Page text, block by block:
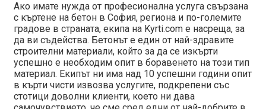
Ако имате нужда от професионална услуга свързана
с къртене на бетон в София, региона и по-големите
градове в страната, екипа на Kyrti.com е насреща, за
да ви съдейства. Бетонът е един от най-здравите
строителни материали, който за да се изкърти
успешно е необходим опит в боравенето на този тип
материал. Екипът ни има над 10 успешни години опит
в кърти чисти извозва услугите, подкрепени със
стотици доволни клиенти, което ни дава